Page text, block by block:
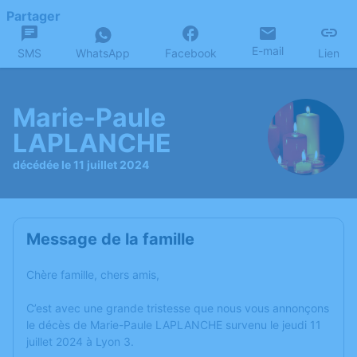
Partager
SMS WhatsApp Facebook E-mail Lien
Marie-Paule
LAPLANCHE
décédée le 11 juillet 2024
Message de la famille
Chère famille, chers amis,
C’est avec une grande tristesse que nous vous annonçons
le décès de Marie-Paule LAPLANCHE survenu le jeudi 11
juillet 2024 à Lyon 3.